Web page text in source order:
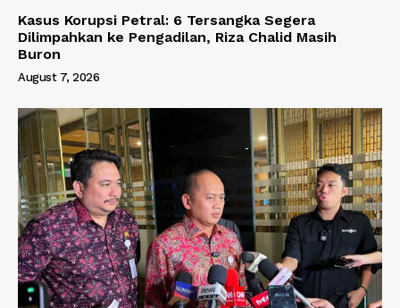
Kasus Korupsi Petral: 6 Tersangka Segera
Dilimpahkan ke Pengadilan, Riza Chalid Masih
Buron
August 7, 2026